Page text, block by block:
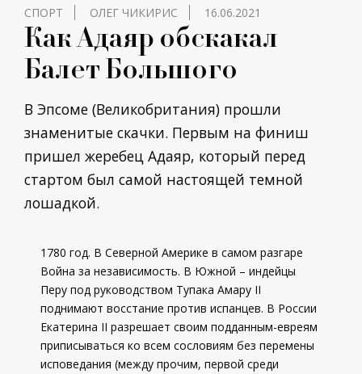
СПОРТ ОЛЕГ ЧИКИРИС 16.06.2021
Как Адаяр обскакал
Балет Большого
В Эпсоме (Великобритания) прошли
знаменитые скачки. Первым на финиш
пришел жеребец Адаяр, который перед
стартом был самой настоящей темной
лошадкой.
1780 год. В Северной Америке в самом разгаре
Война за независимость. В Южной – индейцы
Перу под руководством Тупака Амару II
поднимают восстание против испанцев. В России
Екатерина II разрешает своим подданным-евреям
приписываться ко всем сословиям без перемены
исповедания (между прочим, первой среди